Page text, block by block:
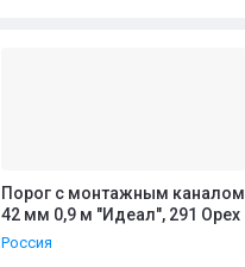
Порог с монтажным каналом
42 мм 0,9 м "Идеал", 291 Орех
Россия